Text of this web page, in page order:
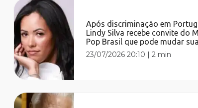
Após discriminação em
Lindy Silva recebe convite do
Pop Brasil que pode mudar sua
23/07/2026 20:10 |2 min